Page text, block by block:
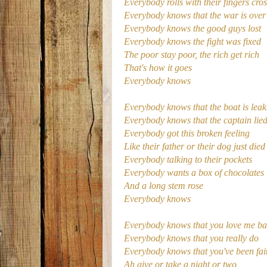
Everybody knows that the war is over
Everybody knows the good guys lost
Everybody knows the fight was fixed
The poor stay poor, the rich get rich
That's how it goes
Everybody knows
Everybody knows that the boat is
Everybody knows that the captain lied
Everybody got this broken feeling
Like their father or their dog just died
Everybody talking to their pockets
Everybody wants a box of chocolates
And a long stem rose
Everybody knows
Everybody knows that you love me
Everybody knows that you really do
Everybody knows that you've been
Ah give or take a night or two